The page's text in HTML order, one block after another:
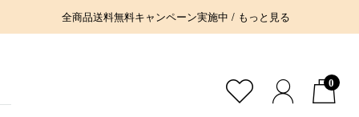
全商品送料無料キャンペーン実施中 / もっと見る
0